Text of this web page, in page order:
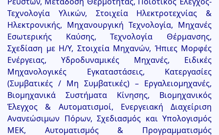
Τεχνολογία Υλικών, Στοιχεία Ηλεκτροτεχνίας &
Ηλεκτρονικής, Μηχανουργική Τεχνολογία, Μηχανές
Εσωτερικής Καύσης, Τεχνολογία Θέρμανσης,
Σχεδίαση με Η/Υ, Στοιχεία Μηχανών, Ήπιες Μορφές
Ενέργειας, Υδροδυναμικές Μηχανές, Ειδικές
Μηχανολογικές Εγκαταστάσεις, Κατεργασίες
(Συμβατικές / Μη Συμβατικές) – Εργαλειομηχανές,
Βιομηχανικά Συστήματα Κίνησης, Βιομηχανικός
Έλεγχος & Αυτοματισμοί, Ενεργειακή Διαχείριση
Ανανεώσιμων Πόρων, Σχεδιασμός και Υπολογισμός
ΜΕΚ, Αυτοματισμός & Προγραμματισμός